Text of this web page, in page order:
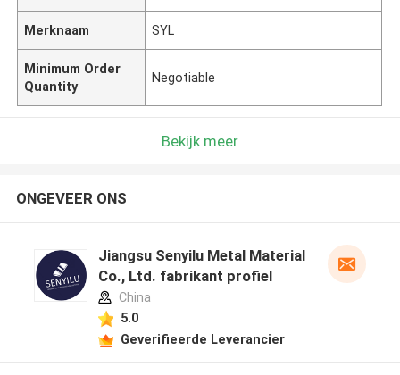
Merknaam SYL
Minimum Order
Quantity
Negotiable
Bekijk meer
ONGEVEER ONS
Jiangsu Senyilu Metal Material
Co., Ltd. fabrikant profiel
China
5.0
Geverifieerde Leverancier